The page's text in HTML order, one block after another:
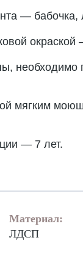
— бабочка,
окраской
необходимо
мягким
— 7 лет.
Материал:
ЛДСП